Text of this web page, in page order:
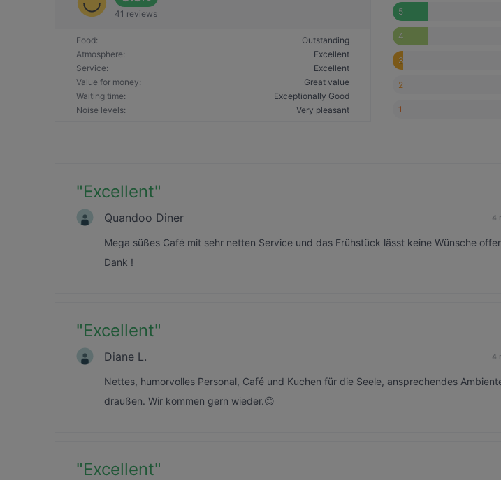
41 reviews
Food:
Outstanding
Atmosphere:
Excellent
Service:
Excellent
Value for money:
Great value
Waiting time:
Exceptionally Good
Noise levels: Very pleasant
5
4
3
2
1
"Excellent"
Quandoo Diner 4
Mega süßes Café mit sehr netten Service und das Frühstück lässt keine Wünsche
Dank !
"Excellent"
Diane L. 4
Nettes, humorvolles Personal, Café und Kuchen für die Seele, ansprechendes
draußen. Wir kommen gern wieder.😊
"Excellent"